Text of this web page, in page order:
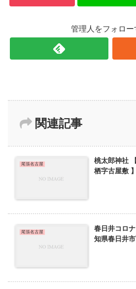
管理人をフォロー
関連記事
尾張名古屋
桃太郎神社
栖字古屋敷 】
尾張名古屋
春日井コロ
知県春日井